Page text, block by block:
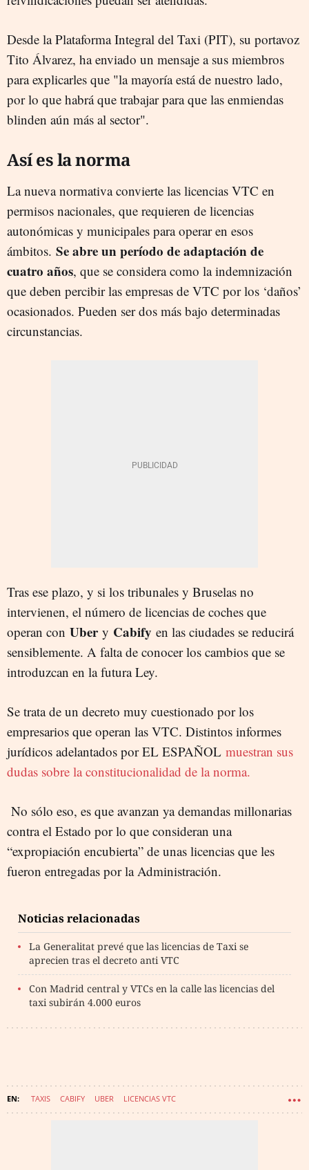
Desde la Plataforma Integral del Taxi (PIT), su portavoz
Tito Álvarez, ha enviado un mensaje a sus miembros
para explicarles que "la mayoría está de nuestro lado,
por lo que habrá que trabajar para que las enmiendas
blinden aún más al sector".
Así es la norma
La nueva normativa convierte las licencias VTC en
permisos nacionales, que requieren de licencias
autonómicas y municipales para operar en esos
ámbitos. Se abre un período de adaptación de
cuatro años, que se considera como la indemnización
que deben percibir las empresas de VTC por los ‘daños’
ocasionados. Pueden ser dos más bajo determinadas
circunstancias.
Tras ese plazo, y si los tribunales y Bruselas no
intervienen, el número de licencias de coches que
operan con Ubery Cabify en las ciudades se reducirá
sensiblemente. A falta de conocer los cambios que se
introduzcan en la futura Ley.
Se trata de un decreto muy cuestionado por los
empresarios que operan las VTC. Distintos informes
jurídicos adelantados por EL ESPAÑOL muestran sus
dudas sobre la constitucionalidad de la norma.
No sólo eso, es que avanzan ya demandas millonarias
contra el Estado por lo que consideran una
“expropiación encubierta” de unas licencias que les
fueron entregadas por la Administración.
Noticias relacionadas
La Generalitat prevé que las licencias de Taxi se
aprecien tras el decreto anti VTC
Con Madrid central y VTCs en la calle las licencias del
taxi subirán 4.000 euros
TAXIS CABIFY UBER LICENCIAS VTC